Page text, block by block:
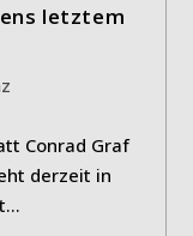
letztem
Conrad Graf
derzeit in